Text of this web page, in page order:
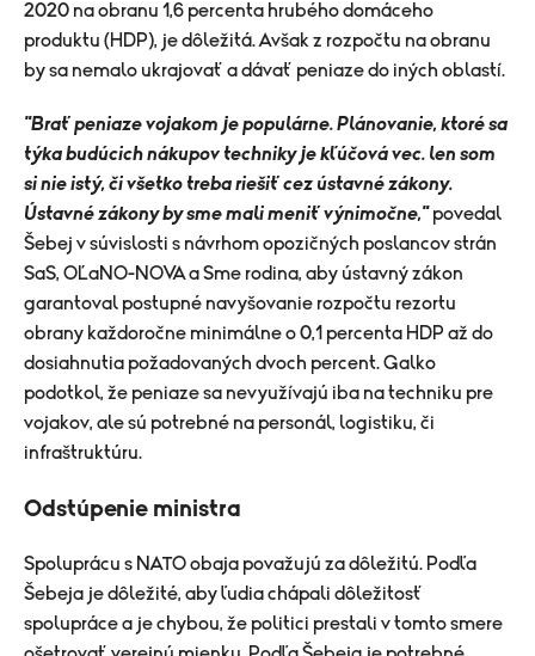
2020 na obranu 1,6 percenta hrubého domáceho
produktu (HDP), je dôležitá. Avšak z rozpočtu na obranu
by sa nemalo ukrajovať a dávať peniaze do iných oblastí.
"Brať peniaze vojakom je populárne. Plánovanie, ktoré sa
týka budúcich nákupov techniky je kľúčová vec. len som
si nie istý, či všetko treba riešiť cez ústavné zákony.
Ústavné zákony by sme mali meniť výnimočne,"povedal
Šebej v súvislosti s návrhom opozičných poslancov strán
SaS, OĽaNO-NOVA a Sme rodina, aby ústavný zákon
garantoval postupné navyšovanie rozpočtu rezortu
obrany každoročne minimálne o 0,1 percenta HDP až do
dosiahnutia požadovaných dvoch percent. Galko
podotkol, že peniaze sa nevyužívajú iba na techniku pre
vojakov, ale sú potrebné na personál, logistiku, či
infraštruktúru.
Odstúpenie ministra
Spoluprácu s NATO obaja považujú za dôležitú. Podľa
Šebeja je dôležité, aby ľudia chápali dôležitosť
spolupráce a je chybou, že politici prestali v tomto smere